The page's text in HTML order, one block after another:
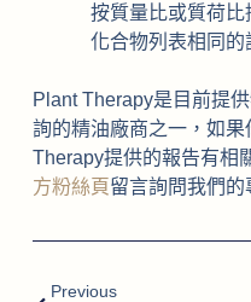
按質量比或質荷
化合物列表相同的
Plant Therapy是目前提
詢的精油廠商之一，如
Therapy提供的報告有相
方粉絲頁留言詢問我們的
Previous